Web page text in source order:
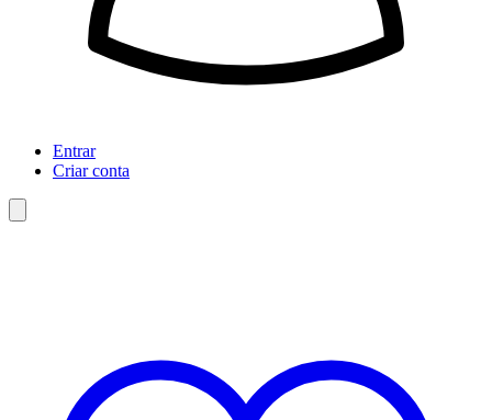
Entrar
Criar conta